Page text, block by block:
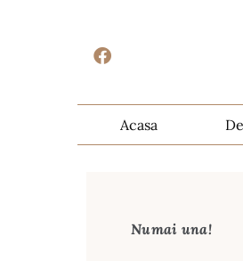
Acasa
Numai una!